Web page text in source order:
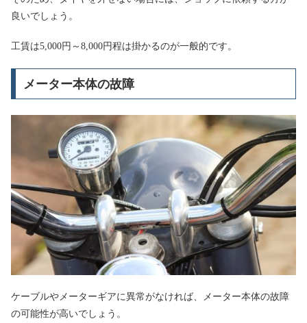
良いでしょう。
工賃は5,000円～8,000円程は掛かるのが一般的です。
メーター本体の故障
ケーブルやメーターギアに異常がなければ、メーター本体の故障
の可能性が高いでしょう。